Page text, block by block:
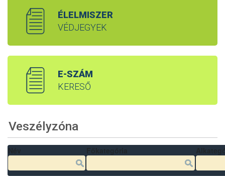
ÉLELMISZER
VÉDJEGYEK
E-SZÁM
KERESŐ
Veszélyzóna